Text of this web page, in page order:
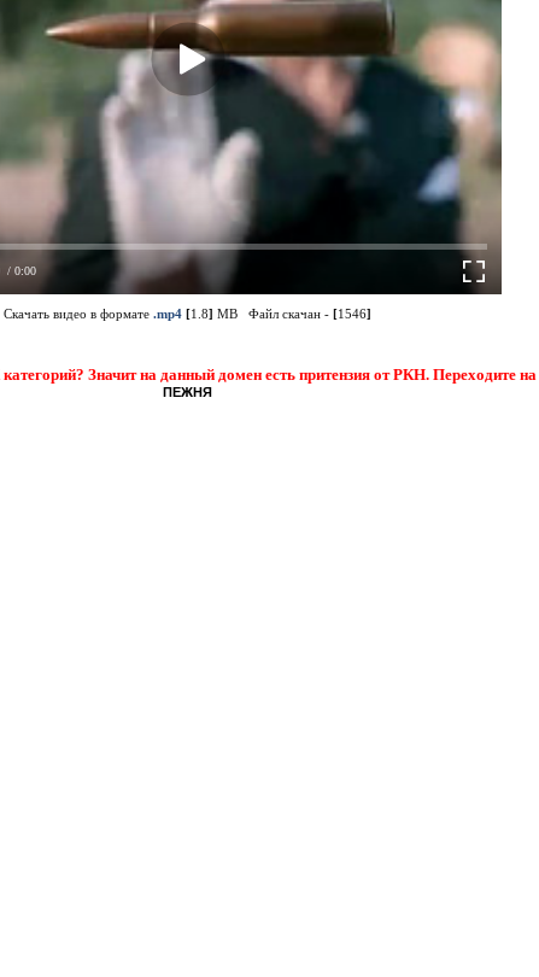
/ 0:00
Скачать видео в формате .mp4 [1.8] MB Файл скачан - [1546]
Значит на данный домен есть притензия от РКН. Переходите на
ПЕЖНЯ